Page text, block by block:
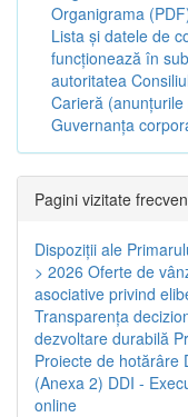
Organigrama
Lista și datele de
funcționează în
autoritatea
Carieră
Guvernanța
Pagini vizitate
Dispoziţii ale
> 2026 Oferte de
asociative privind
Transparenţa
dezvoltare durabilă
Proiecte de hotărâre
(Anexa 2) DDI -
online